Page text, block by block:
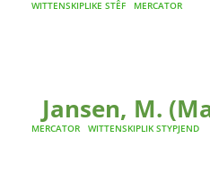
WITTENSKIPLIKE STÊF MERCATOR
Jansen, M.
MERCATOR WITTENSKIPLIK STYPJEND